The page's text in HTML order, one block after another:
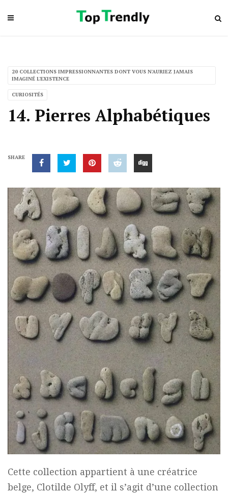
20 COLLECTIONS IMPRESSIONNANTES DONT VOUS N'AURIEZ JAMAIS
IMAGINÉ L'EXISTENCE
CURIOSITÉS
14. Pierres Alphabétiques
SHARE
Cette collection appartient à une créatrice
belge, Clotilde Olyff, et il s’agit d’une collection